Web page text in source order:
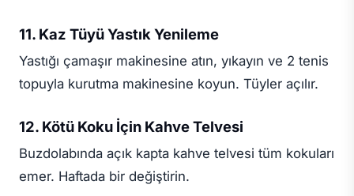
11. Kaz Tüyü Yastık Yenileme
Yastığı çamaşır makinesine atın, yıkayın ve 2 tenis
topuyla kurutma makinesine koyun. Tüyler açılır.
12. Kötü Koku İçin Kahve Telvesi
Buzdolabında açık kapta kahve telvesi tüm kokuları
emer. Haftada bir değiştirin.